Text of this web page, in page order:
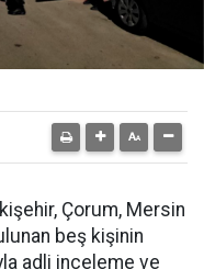
Çorum, Mersin
beş kişinin
adli inceleme ve